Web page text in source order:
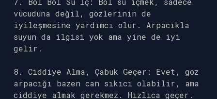
vücuduna değil, gözlerinin de
iyileşmesine yardımcı olur. Arpacıkla
suyun da ilgisi yok ama yine de iyi
gelir.
8. Ciddiye Alma, Çabuk Geçer: Evet, göz
arpacığı bazen can sıkıcı olabilir, ama
ciddiye almak gerekmez. Hızlıca geçer.